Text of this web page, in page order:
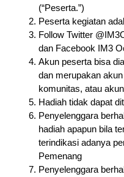
(“Peserta.”)
Peserta kegiatan
Follow Twitter
dan Facebook IM3
Akun peserta bisa
dan merupakan
komunitas, atau
Hadiah tidak dapat
Penyelenggara
hadiah apapun bila
terindikasi adanya
Pemenang
Penyelenggara